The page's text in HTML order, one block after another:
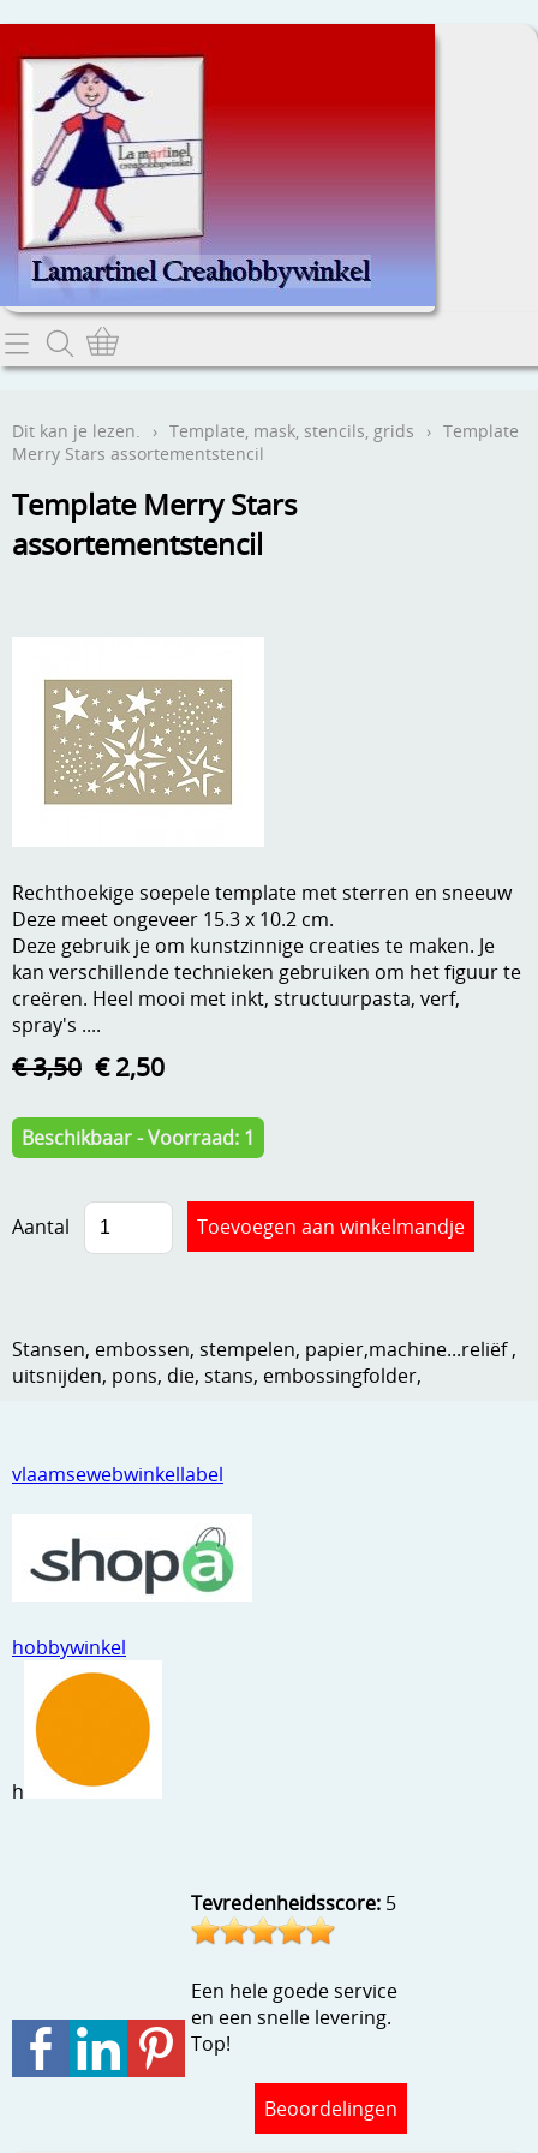
Home
Contact
Webwinkel
Andere
Boeken en magazines
Dies om te stansen
Handige extra's
Hechtingsmaterialen
Hout , MDF, kartonmateriaal, steen
Kleurmateriaal-tekenmateriaal
Knipvellen
Leuke versieringen
Merken
Papier en karton
Ponsen
Snijmaterialen
Speciaal papier
Stans machine en embossing machines
Stempels en zo
Template, mask, stencils, grids
Wat nog, een creatief kijkje
Mijn account
Gastenboek
vlaamsewebwinkellabel
hobbywinkel
h
Tevredenheidsscore: 5
Een hele goede service
en een snelle levering.
Top!
Beoordelingen
Dit kan je lezen. › Template, mask, stencils, grids › Template
Merry Stars assortementstencil
Template Merry Stars
assortementstencil
Rechthoekige soepele template met sterren en sneeuw
Deze meet ongeveer 15.3 x 10.2 cm.
Deze gebruik je om kunstzinnige creaties te maken. Je
kan verschillende technieken gebruiken om het figuur te
creëren. Heel mooi met inkt, structuurpasta, verf,
spray's ....
€ 3,50 € 2,50
Beschikbaar - Voorraad: 1
Aantal
Stansen, embossen, stempelen, papier,machine...reliëf ,
uitsnijden, pons, die, stans, embossingfolder,